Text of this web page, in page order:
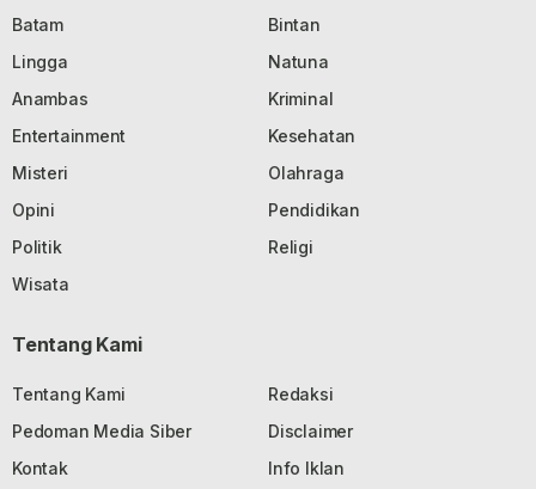
Batam
Bintan
Lingga
Natuna
Anambas
Kriminal
Entertainment
Kesehatan
Misteri
Olahraga
Opini
Pendidikan
Politik
Religi
Wisata
Tentang Kami
Tentang Kami
Redaksi
Pedoman Media Siber
Disclaimer
Kontak
Info Iklan